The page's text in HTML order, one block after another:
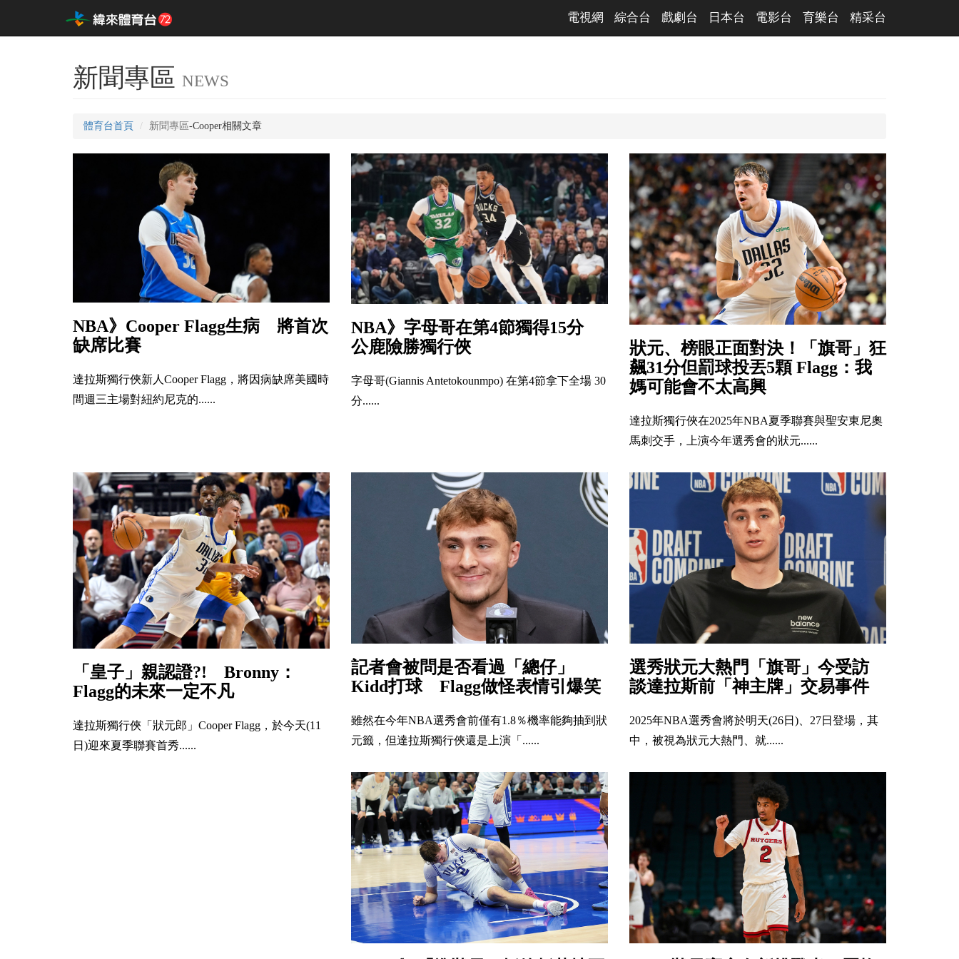
電視網 綜合台 戲劇台 日本台 電影台 育樂台 精采台
新聞專區 NEWS
體育台首頁 新聞專區-Cooper相關文章
NBA》Cooper Flagg生病 將首次
缺席比賽
達拉斯獨行俠新人Cooper Flagg，將因病缺席美國時
間週三主場對紐約尼克的......
NBA》字母哥在第4節獨得15分
公鹿險勝獨行俠
字母哥(Giannis Antetokounmpo) 在第4節拿下全場 30
分......
狀元、榜眼正面對決！「旗哥」狂
飆31分但罰球投丟5顆 Flagg：我
媽可能會不太高興
達拉斯獨行俠在2025年NBA夏季聯賽與聖安東尼奧
馬刺交手，上演今年選秀會的狀元......
「皇子」親認證?! Bronny：
Flagg的未來一定不凡
達拉斯獨行俠「狀元郎」Cooper Flagg，於今天(11
日)迎來夏季聯賽首秀......
記者會被問是否看過「總仔」
Kidd打球 Flagg做怪表情引爆笑
雖然在今年NBA選秀會前僅有1.8％機率能夠抽到狀
元籤，但達拉斯獨行俠還是上演「......
選秀狀元大熱門「旗哥」今受訪
談達拉斯前「神主牌」交易事件
2025年NBA選秀會將於明天(26日)、27日登場，其
中，被視為狀元大熱門、就......